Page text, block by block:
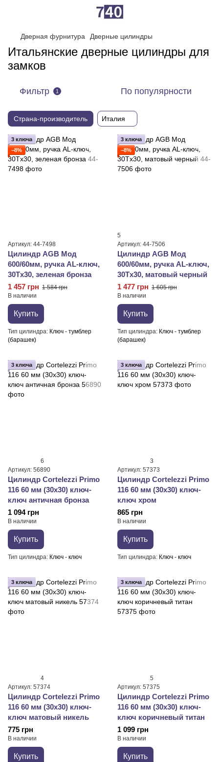
Дверная фурнитура Дверные цилиндры
Итальянские дверные цилиндры для
замков
Фильтр 1 По популярности
Страна-производитель Италия
3 ключа
−8%
Артикул: 44-7498
Цилиндр AGB Мод
600/60мм, ручка AL-ключ,
30Tx30, зеленая бронза
1 457 грн 1 584 грн
В наличии
Купить
Тип цилиндра Ключ - тумблер
(барашек)
3 ключа
−8%
5
Артикул: 44-7506
Цилиндр AGB Мод
600/60мм, ручка AL-ключ,
30Tx30, матовый черный
1 477 грн 1 605 грн
В наличии
Купить
Тип цилиндра Ключ - тумблер
(барашек)
3 ключа
6
Артикул: 56890
Цилиндр Cortelezzi Primo
116 60 мм (30x30) ключ-
ключ античная бронза
1 094 грн
В наличии
Купить
Тип цилиндра Ключ - ключ
3 ключа
3
Артикул: 57373
Цилиндр Cortelezzi Primo
116 60 мм (30x30) ключ-
ключ хром
865 грн
В наличии
Купить
Тип цилиндра Ключ - ключ
3 ключа
4
Артикул: 57374
Цилиндр Cortelezzi Primo
116 60 мм (30x30) ключ-
ключ матовый никель
775 грн
В наличии
Купить
3 ключа
5
Артикул: 57375
Цилиндр Cortelezzi Primo
116 60 мм (30x30) ключ-
ключ коричневый титан
1 099 грн
В наличии
Купить